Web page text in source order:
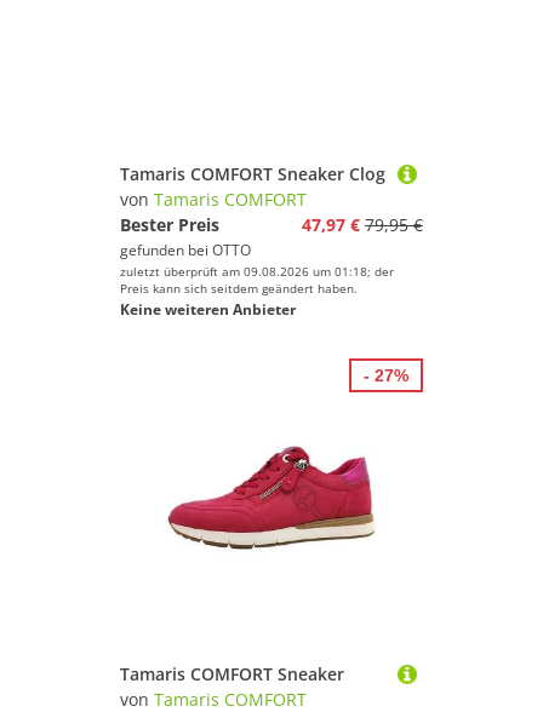
Tamaris COMFORT Sneaker Clog
von Tamaris COMFORT
Bester Preis
47,97 € 79,95 €
gefunden bei OTTO
zuletzt überprüft am 09.08.2026 um 01:18; der
Preis kann sich seitdem geändert haben.
Keine weiteren Anbieter
Tamaris COMFORT Sneaker
von Tamaris COMFORT
- 27%